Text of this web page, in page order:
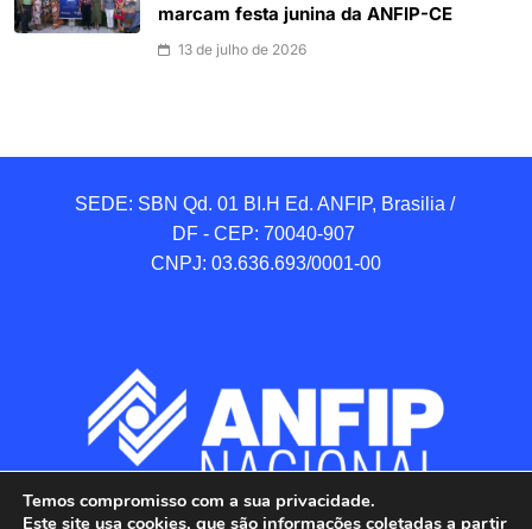
marcam festa junina da ANFIP-CE
13 de julho de 2026
SEDE: SBN Qd. 01 BI.H Ed. ANFIP, Brasilia /
DF - CEP: 70040-907
CNPJ: 03.636.693/0001-00
Temos compromisso com a sua privacidade.
Este site usa cookies, que são informações coletadas a partir